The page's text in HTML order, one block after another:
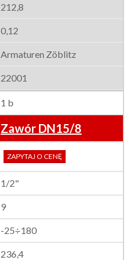
212,8
0,12
Armaturen Zöblitz
22001
1 b
Zawór DN15/8
ZAPYTAJ O CENĘ
1/2"
9
-25÷180
236,4